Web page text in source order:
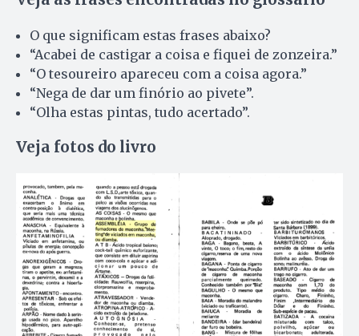
O que significam estas frases abaixo?
“Acabei de castigar a coisa e fiquei de zonzeira.”
“O tesoureiro apareceu com a coisa agora.”
“Nega de dar um finório ao pivete”.
“Olha estas pintas, tudo acertado”.
Veja fotos do livro